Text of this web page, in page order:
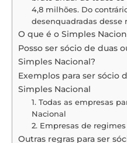
4,8 milhões. Do
desenquadradas desse
O que é o Simples
Posso ser sócio de duas
Simples Nacional?
Exemplos para ser sócio
Simples Nacional
1. Todas as empresas
Nacional
2. Empresas de
Outras regras para ser